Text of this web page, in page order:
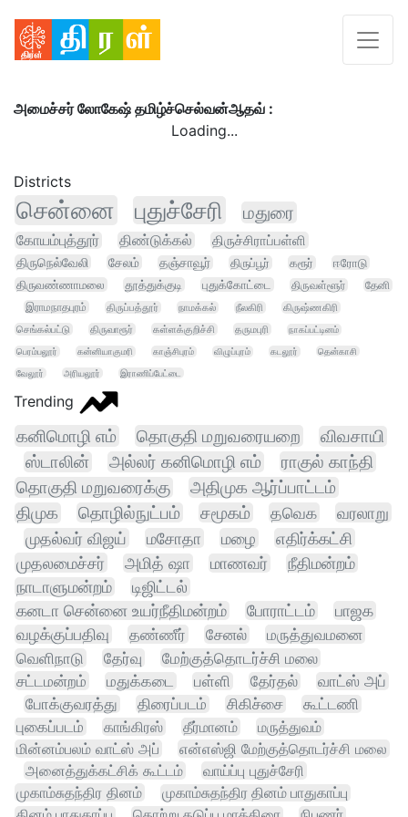
அமைச்சர் லோகேஷ் தமிழ்ச்செல்வன்ஆதவ் :
Loading...
Districts
சென்னை புதுச்சேரி மதுரை
கோயம்புத்தூர் திண்டுக்கல் திருச்சிராப்பள்ளி
திருநெல்வேலி சேலம் தஞ்சாவூர் திருப்பூர் கரூர்
ஈரோடு
திருவண்ணாமலை
தூத்துக்குடி புதுக்கோட்டை திருவள்ளூர்
தேனி
இராமநாதபுரம்
திருப்பத்தூர் நாமக்கல் நீலகிரி
கிருஷ்ணகிரி
செங்கல்பட்டு
திருவாரூர் கள்ளக்குறிச்சி தருமபுரி
நாகப்பட்டினம்
பெரம்பலூர்
கன்னியாகுமரி காஞ்சிபுரம் விழுப்புரம் கடலூர்
தென்காசி
வேலூர்
அரியலூர் இராணிப்பேட்டை
Trending
கனிமொழி எம் தொகுதி மறுவரையறை
விவசாயி
ஸ்டாலின்
அல்லர் கனிமொழி எம்
ராகுல் காந்தி
தொகுதி மறுவரைக்கு
அதிமுக ஆர்ப்பாட்டம்
திமுக
தொழில்நுட்பம் சமூகம் தவெக
வரலாறு
முதல்வர் விஜய்
மசோதா மழை
எதிர்க்கட்சி
முதலமைச்சர்
அமித் ஷா மாணவர்
நீதிமன்றம்
நாடாளுமன்றம்
டிஜிட்டல்
கனடா சென்னை உயர்நீதிமன்றம்
போராட்டம்
பாஜக
வழக்குப்பதிவு
தண்ணீர் சேனல்
மருத்துவமனை
வெளிநாடு
தேர்வு
மேற்குத்தொடர்ச்சி மலை
சட்டமன்றம்
மதுக்கடை பள்ளி தேர்தல்
வாட்ஸ் அப்
போக்குவரத்து
திரைப்படம் சிகிச்சை
கூட்டணி
புகைப்படம்
காங்கிரஸ் தீர்மானம்
மருத்துவம்
மின்னம்பலம் வாட்ஸ் அப்
என்எஸ்ஜி மேற்குத்தொடர்ச்சி மலை
அனைத்துக்கட்சிக் கூட்டம்
வாய்ப்பு புதுச்சேரி
முகாம்சுதந்திர தினம்
முகாம்சுதந்திர தினம் பாதுகாப்பு